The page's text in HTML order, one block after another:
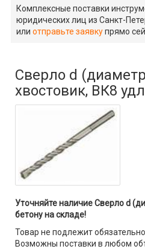
Комплексные поставки
юридических лиц из Санкт-
или отправьте заявкупрямо
Сверло d
хвостовик, ВК8
Уточняйте наличие Сверло d
бетону на складе!
Товар не подлежит
Возможны поставки в любом